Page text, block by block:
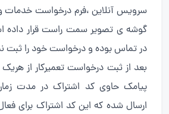
سرویس آنلاین ،فرم درخواست خدمات
گوشه ی تصویر سمت راست قرار داده
در تماس بوده و درخواست خود را ثبت
بعد از ثبت درخواست تعمیرکار از
پیامک حاوی کد اشتراک در مدت